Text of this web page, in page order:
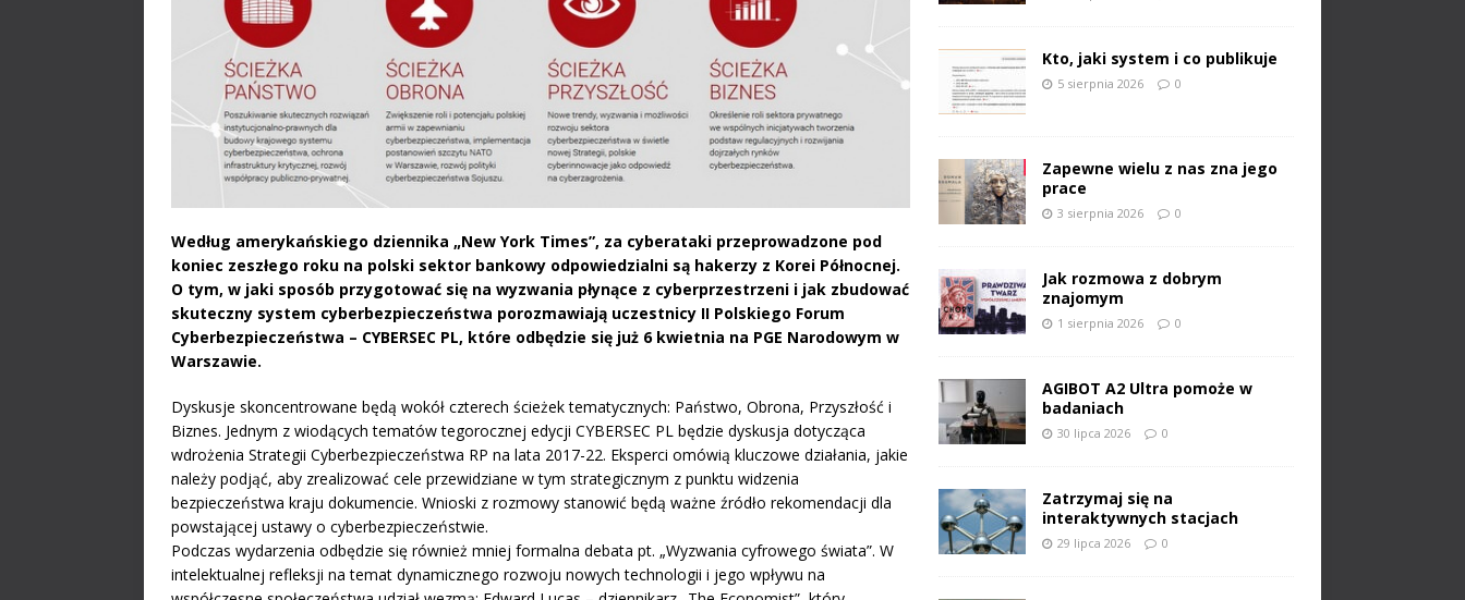
Według amerykańskiego dziennika „New York Times”, za cyberataki przeprowadzone pod
koniec zeszłego roku na polski sektor bankowy odpowiedzialni są hakerzy z Korei Północnej.
O tym, w jaki sposób przygotować się na wyzwania płynące z cyberprzestrzeni i jak zbudować
skuteczny system cyberbezpieczeństwa porozmawiają uczestnicy II Polskiego Forum
Cyberbezpieczeństwa – CYBERSEC PL, które odbędzie się już 6 kwietnia na PGE Narodowym w
Warszawie.
Dyskusje skoncentrowane będą wokół czterech ścieżek tematycznych: Państwo, Obrona, Przyszłość i
Biznes. Jednym z wiodących tematów tegorocznej edycji CYBERSEC PL będzie dyskusja dotycząca
wdrożenia Strategii Cyberbezpieczeństwa RP na lata 2017-22. Eksperci omówią kluczowe działania, jakie
należy podjąć, aby zrealizować cele przewidziane w tym strategicznym z punktu widzenia
bezpieczeństwa kraju dokumencie. Wnioski z rozmowy stanowić będą ważne źródło rekomendacji dla
powstającej ustawy o cyberbezpieczeństwie.
Podczas wydarzenia odbędzie się również mniej formalna debata pt. „Wyzwania cyfrowego świata”. W
intelektualnej refleksji na temat dynamicznego rozwoju nowych technologii i jego wpływu na
Kto, jaki system i co publikuje
5 sierpnia 2026 0
Zapewne wielu z nas zna jego
prace
3 sierpnia 2026 0
Jak rozmowa z dobrym
znajomym
1 sierpnia 2026 0
AGIBOT A2 Ultra pomoże w
badaniach
30 lipca 2026 0
Zatrzymaj się na
interaktywnych stacjach
29 lipca 2026 0